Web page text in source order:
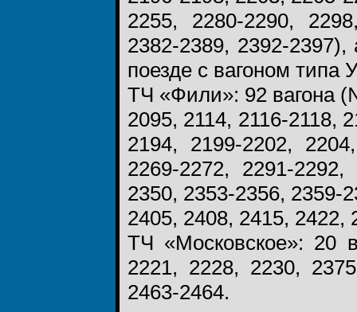
2255, 2280-2290,
2382-2389, 2392-
поезде с вагоном
ТЧ «Фили»: 92 вагона
2095, 2114, 2116-2118,
2194, 2199-2202,
2269-2272, 2291-
2350, 2353-2356, 2359-
2405, 2408, 2415, 2422,
ТЧ «Московское»: 20
2221, 2228, 2230,
2463-2464.